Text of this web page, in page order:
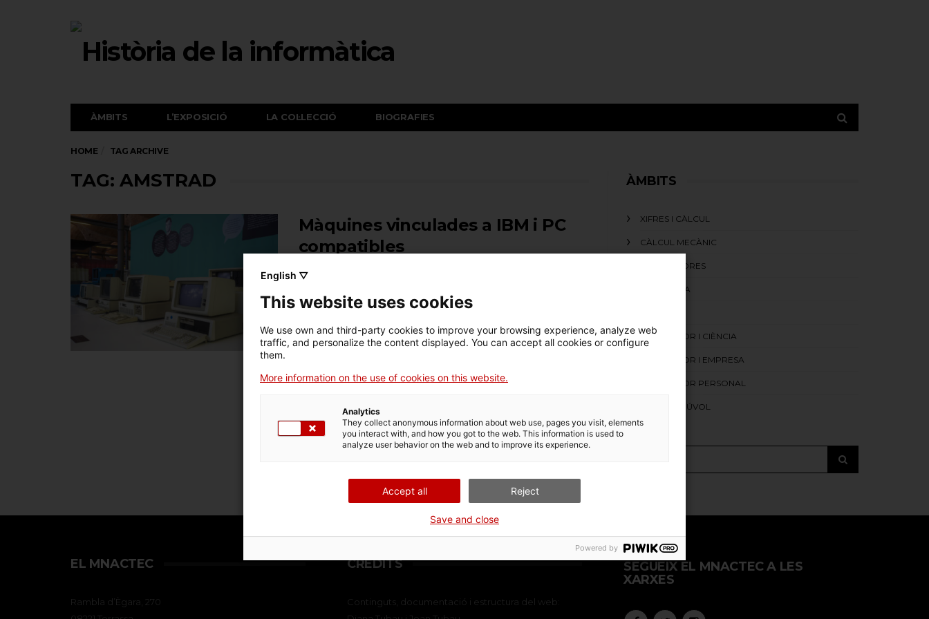
ÀMBITS L’EXPOSICIÓ LA COL·LECCIÓ BIOGRAFIES
HOME TAG ARCHIVE
TAG: AMSTRAD
Màquines vinculades a IBM i PC
compatibles
ÀMBITS
XIFRES I CÀLCUL
CÀLCUL MECÀNIC
TABULADORES
LA GUERRA
ORDINADOR I CIÈNCIA
ORDINADOR I EMPRESA
ORDINADOR PERSONAL
EL GRAN NÚVOL
EL MNACTEC
Rambla d’Ègara, 270
CRÈDITS
Continguts, documentació i estructura del web:
SEGUEIX EL MNACTEC A LES
XARXES
English ▽
This website uses cookies
We use own and third-party cookies to improve your browsing experience, analyze web
traffic, and personalize the content displayed. You can accept all cookies or configure
them.
More information on the use of cookies on this website.
Analytics
They collect anonymous information about web use, pages you visit, elements
you interact with, and how you got to the web. This information is used to
analyze user behavior on the web and to improve its experience.
Accept all Reject
Save and close
Powered by